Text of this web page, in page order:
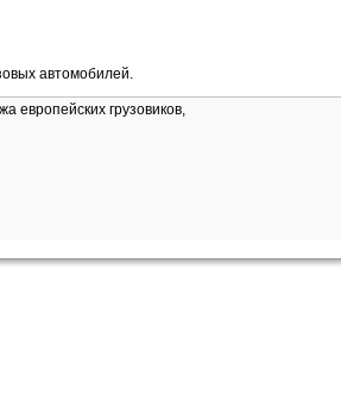
автомобилей.
европейских грузовиков,